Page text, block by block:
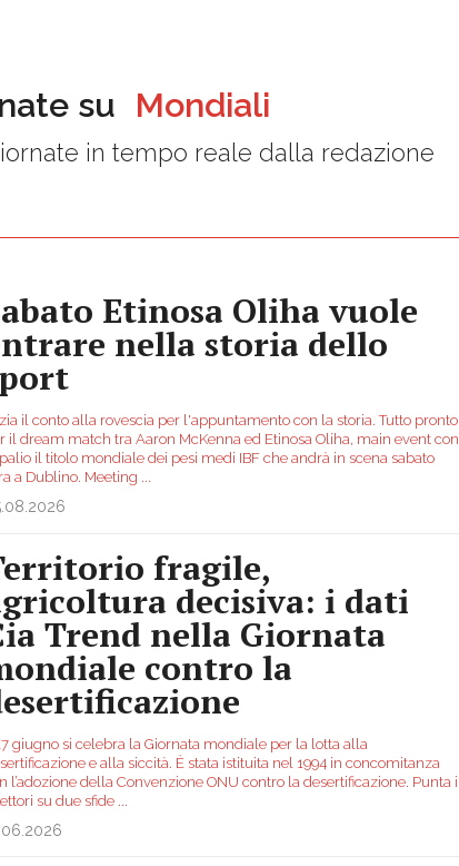
su Mondiali
in tempo reale dalla redazione
Etinosa Oliha vuole
nella storia dello
il conto alla rovescia per l'appuntamento con la storia. Tutto pronto
il dream match tra Aaron McKenna ed Etinosa Oliha, main event con
il titolo mondiale dei pesi medi IBF che andrà in scena sabato
a Dublino. Meeting
fragile,
decisiva: i dati
Trend nella Giornata
contro la
giugno si celebra la Giornata mondiale per la lotta alla
e alla siccità. È stata istituita nel 1994 in concomitanza
l’adozione della Convenzione ONU contro la desertificazione. Punta i
su due sfide